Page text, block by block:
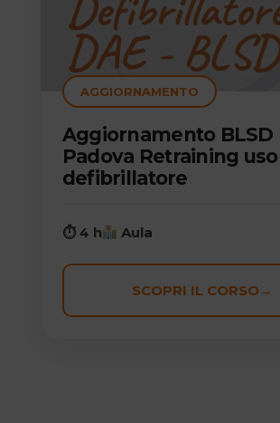
AGGIORNAMENTO
Aggiornamento BLSD
Padova Retraining uso
defibrillatore
⏱ 4 h Aula
SCOPRI IL CORSO →